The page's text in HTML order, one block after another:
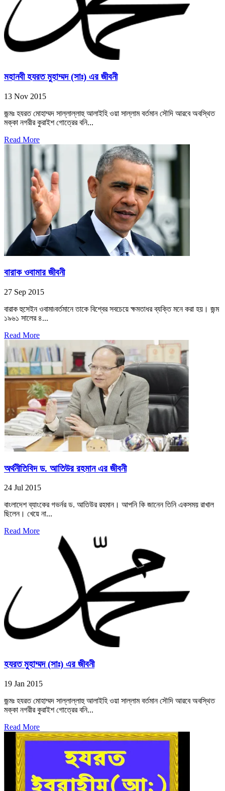
মহানবী হযরত মুহাম্মদ (সাঃ) এর জীবনী
13 Nov 2015
জন্মঃ হযরত মোহাম্মদ সাল্লাল্লাহু আলাইহি ওয়া সাল্লাম বর্তমান সৌদি আরবে অবস্থিত
মক্কা নগরীর কুরাইশ গোত্রের বনি...
Read More
বারাক ওবামার জীবনী
27 Sep 2015
বারাক হুসেইন ওবামা৷বর্তমানে তাকে বিশ্বের সবচেয়ে ক্ষমতাধর ব্যক্তি মনে করা হয়। জন্ম
১৯৬১ সালের ৪...
Read More
অর্থনীতিবিদ ড. আতিউর রহমান এর জীবনী
24 Jul 2015
বাংলাদেশ ব্যাংকের গভর্নর ড. আতিউর রহমান। আপনি কি জানেন তিনি একসময় রাখাল
ছিলেন। খেয়ে না...
Read More
হযরত মুহাম্মদ (সাঃ) এর জীবনী
19 Jan 2015
জন্মঃ হযরত মোহাম্মদ সাল্লাল্লাহু আলাইহি ওয়া সাল্লাম বর্তমান সৌদি আরবে অবস্থিত
মক্কা নগরীর কুরাইশ গোত্রের বনি...
Read More